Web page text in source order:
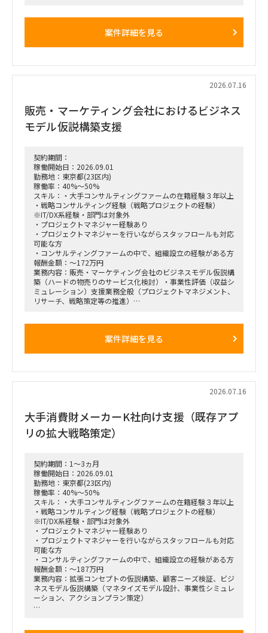
戦略ファームが描いた絵に留まらず、組織再編、営業プロセス
「横断タスクフォース（TF）の実質的な推進リードおよび中
単なる進捗管理（事務局型PMO）ではなく、ビジネスと
IT（AI）の両面から中身の議論に入り込み、プロジェクトを実
質的にドライブさせるプレイングマネージャーとしての役割を
■ 具体的な業務内容
富裕層向けセグメント戦略、KPI設計、新営業モデル設計など
の「上流企画」と、現場への落とし込み・タスクフォースの推
進を同時進行（アジャイル的）で回していただきます。
経営・役員クラスに対する定期的なレポーティングおよび直接
のディスカッション（壁打ち）への参画。
「バディAI」「AIロープレ」「ダッシュボード」等の最先端ツ
ールの要件定義から、それを現場の営業員にどう使わせるか
（行動変容設計）までの定着化支援。
支店長やトップ営業経験を持つクライアント（証券会社側）の
コアメンバーとタッグを組み、現場のリアルな知見を取り込み
ながら実効性の高い設計を行います。
案件詳細を見る
2026.07.16
販売・マーケティング会社におけるビジネス
モデル仮説構築支援
契約期間：
稼働開始日：2026.09.01
勤務地：東京都(23区内)
稼働率：40%～50%
スキル：・大手コンサルティングファームの在籍経験３年以上
・戦略コンサルティング経験（戦略プロジェクトの経験）
※IT/DX系経験・部門は対象外
・プロジェクトマネジャー経験あり
・プロジェクトマネジャーを行いながらスタッフロールも対応
可能な方
・コンサルティングファームの中で、組織設立の経験がある方
報酬金額：～172万円
業務内容：販売・マーケティング会社のビジネスモデル仮説構
築（ハードの物売りのサービス化検討）・事業性評価（収益シ
ミュレーション）支援業務全般（プロジェクトマネジメント、
リサーチ、戦略策定等の推進）
正解がない難易度の高いPJ」にプロジェクトをリードする立場
・M&A・アライアンス戦略の立案、ビジネスデューデリジェ
・財務モデリング（トップライン・コストの構成要素分解）を
用いた事業計画の蓋然性検証と買収効果定量化
・新規事業開発における事業コンセプト策定、プロトタイピン
ォリオマネジメント、組織再編計画策定、および全社コスト削
減実行支援
案件詳細を見る
2026.07.16
大手消費財メーカーK社向け支援（既存アプ
リの拡大戦略策定）
契約期間：1～3ヵ月
稼働開始日：2026.09.01
勤務地：東京都(23区内)
稼働率：40%～50%
スキル：・大手コンサルティングファームの在籍経験３年以上
・戦略コンサルティング経験（戦略プロジェクトの経験）
※IT/DX系経験・部門は対象外
・プロジェクトマネジャー経験あり
・プロジェクトマネジャーを行いながらスタッフロールも対応
可能な方
・コンサルティングファームの中で、組織設立の経験がある方
報酬金額：～187万円
業務内容：拡張コンセプトの仮説構築、顧客ニーズ検証、ビジ
ネスモデル仮説構築（マネタイズモデル設計、事業性シミュレ
ーション、アクションプラン策定）